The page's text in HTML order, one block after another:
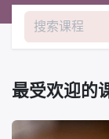
最受欢迎的